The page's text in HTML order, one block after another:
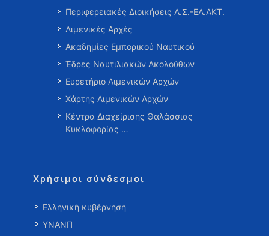
Περιφερειακές Διοικήσεις Λ.Σ.-ΕΛ.ΑΚΤ.
Λιμενικές Αρχές
Ακαδημίες Εμπορικού Ναυτικού
Έδρες Ναυτιλιακών Ακολούθων
Ευρετήριο Λιμενικών Αρχών
Χάρτης Λιμενικών Αρχών
Κέντρα Διαχείρισης Θαλάσσιας
Κυκλοφορίας …
Χρήσιμοι σύνδεσμοι
Ελληνική κυβέρνηση
ΥΝΑΝΠ